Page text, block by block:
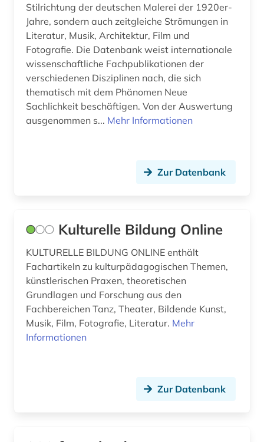
Stilrichtung der deutschen Malerei der 1920er-
Jahre, sondern auch zeitgleiche Strömungen in
Literatur, Musik, Architektur, Film und
Fotografie. Die Datenbank weist internationale
wissenschaftliche Fachpublikationen der
verschiedenen Disziplinen nach, die sich
thematisch mit dem Phänomen Neue
Sachlichkeit beschäftigen. Von der Auswertung
ausgenommen s... Mehr Informationen
Zur Datenbank
Kulturelle Bildung Online
KULTURELLE BILDUNG ONLINE enthält
Fachartikeln zu kulturpädagogischen Themen,
künstlerischen Praxen, theoretischen
Grundlagen und Forschung aus den
Fachbereichen Tanz, Theater, Bildende Kunst,
Musik, Film, Fotografie, Literatur. Mehr
Informationen
Zur Datenbank